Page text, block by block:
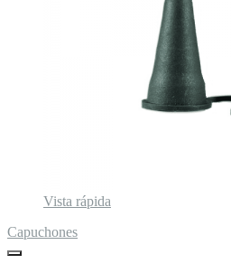
Vista rápida
Capuchones